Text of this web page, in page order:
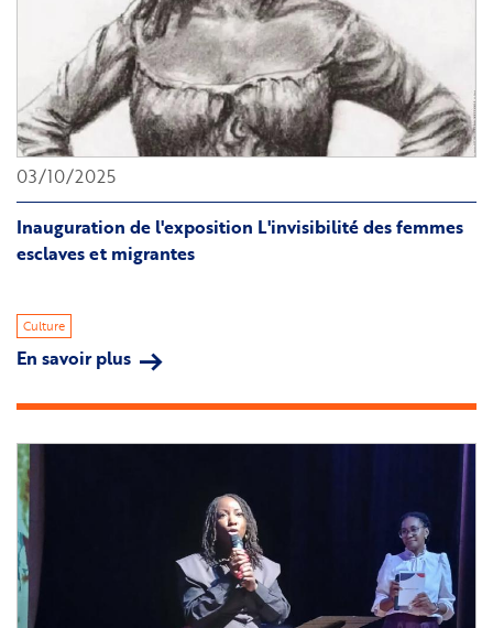
la
FME
Inauguration de l'exposition L'invisibilité des femmes
esclaves et migrantes
Culture
03/10/2025
En savoir plus sur
de
l'exposition L'invisibilité
migrantes